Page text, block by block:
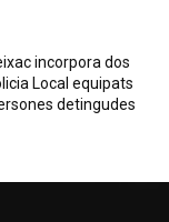
incorpora dos
Local equipats
detingudes